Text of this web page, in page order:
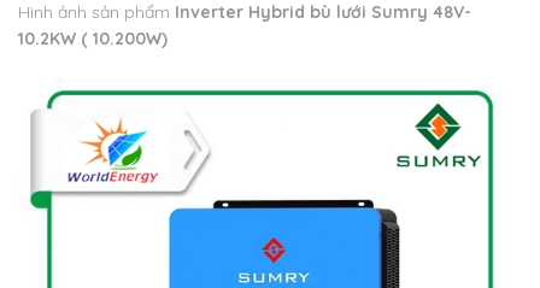
Hình ảnh sản phẩm Inverter Hybrid bù lưới Sumry 48V-
10.2KW ( 10.200W)